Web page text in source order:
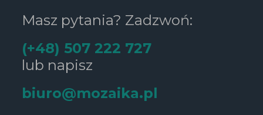
Masz pytania? Zadzwoń:
(+48) 507 222 727
lub napisz
biuro@mozaika.pl